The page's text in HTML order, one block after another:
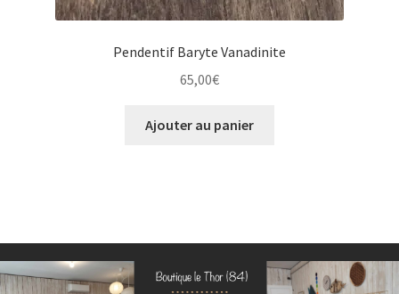
Pendentif Baryte Vanadinite
65,00€
Ajouter au panier